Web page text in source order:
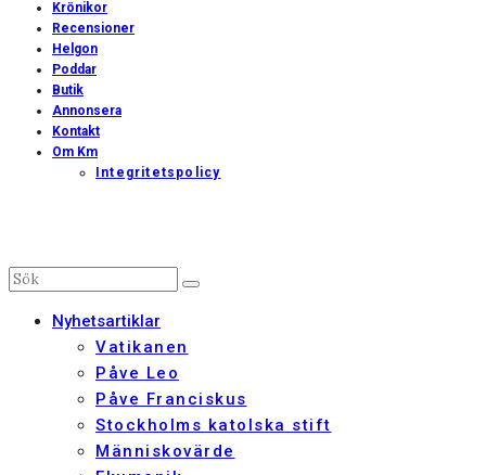
Krönikor
Recensioner
Helgon
Poddar
Butik
Annonsera
Kontakt
Om Km
Integritetspolicy
Nyhetsartiklar
Vatikanen
Påve Leo
Påve Franciskus
Stockholms katolska stift
Människovärde